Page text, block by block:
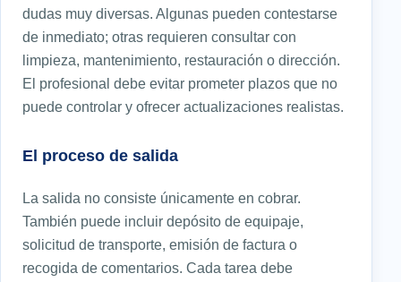
dudas muy diversas. Algunas pueden contestarse
de inmediato; otras requieren consultar con
limpieza, mantenimiento, restauración o dirección.
El profesional debe evitar prometer plazos que no
puede controlar y ofrecer actualizaciones realistas.
El proceso de salida
La salida no consiste únicamente en cobrar.
También puede incluir depósito de equipaje,
solicitud de transporte, emisión de factura o
recogida de comentarios. Cada tarea debe